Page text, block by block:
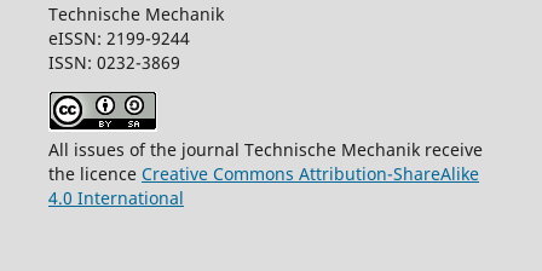
Technische Mechanik
eISSN: 2199-9244
ISSN: 0232-3869
All issues of the journal Technische Mechanik receive
the licence Creative Commons Attribution-ShareAlike
4.0 International